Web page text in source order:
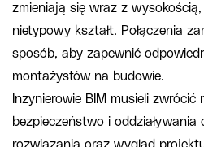
zmieniają się wraz z
nietypowy kształt. Połączenia
sposób, aby zapewnić
montażystów na budowie.
Inzynierowie BIM musieli zwrócić
bezpieczeństwo i oddziaływania